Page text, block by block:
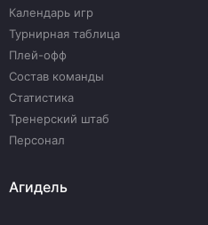
Календарь игр
Турнирная таблица
Плей-офф
Состав команды
Статистика
Тренерский штаб
Персонал
Агидель